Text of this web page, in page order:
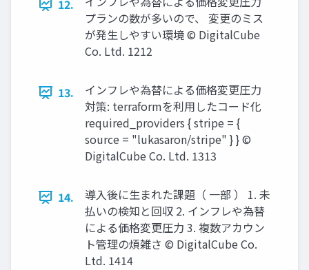
12.
プランの数が多いので、 変更のミス
が発⽣しやすい環境 © DigitalCube
Co. Ltd. 1212
13.
インフレや為替による価格変更圧⼒
対策: terraformを利⽤したコード化
required_providers { stripe = {
source = "lukasaron/stripe" } } ©
DigitalCube Co. Ltd. 1313
14.
導⼊後に⽣まれた課題（ ⼀部 ） 1. 未
払いの検知と回収 2. インフレや為替
による価格変更圧⼒ 3. 複数アカウン
ト管理の煩雑さ © DigitalCube Co.
Ltd. 1414